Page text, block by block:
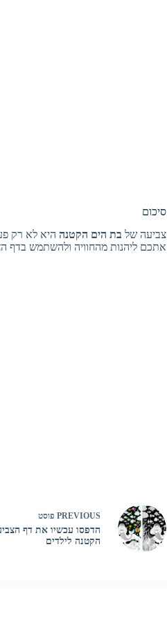
סיכום
צביעה של בת הים הקטנה היא לא רק
אתכם ליהנות מהחוויה ולהשתמש בדף
PREVIOUS פוסט
הדפסו עכשיו את דף
הקטנה לילדים